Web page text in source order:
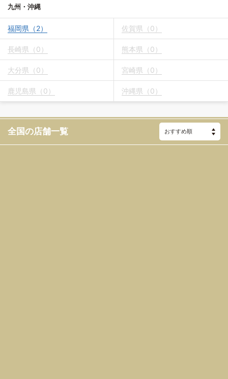
九州・沖縄
福岡県（2） 佐賀県（0）
長崎県（0） 熊本県（0）
大分県（0） 宮崎県（0）
鹿児島県（0） 沖縄県（0）
全国の店舗一覧